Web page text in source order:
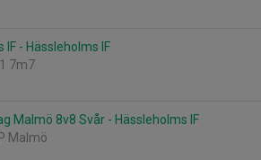
IF - Hässleholms IF
7m7
Malmö 8v8 Svår - Hässleholms IF
Malmö